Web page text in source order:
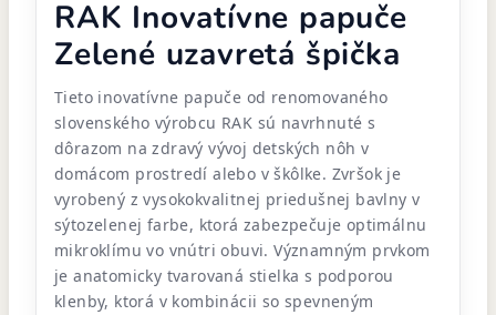
RAK Inovatívne papuče
Zelené uzavretá špička
Tieto inovatívne papuče od renomovaného
slovenského výrobcu RAK sú navrhnuté s
dôrazom na zdravý vývoj detských nôh v
domácom prostredí alebo v škôlke. Zvršok je
vyrobený z vysokokvalitnej priedušnej bavlny v
sýtozelenej farbe, ktorá zabezpečuje optimálnu
mikroklímu vo vnútri obuvi. Významným prvkom
je anatomicky tvarovaná stielka s podporou
klenby, ktorá v kombinácii so spevneným